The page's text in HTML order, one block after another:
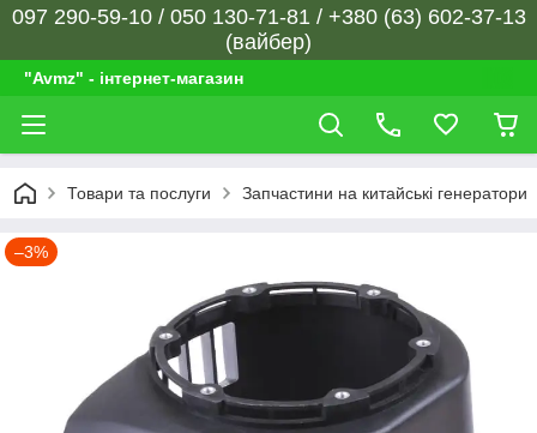
097 290-59-10 / 050 130-71-81 / +380 (63) 602-37-13
(вайбер)
"Avmz" - інтернет-магазин
Товари та послуги Запчастини на китайські генератори
–3%